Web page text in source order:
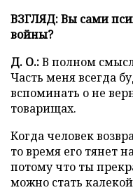
ВЗГЛЯД: Вы сами
войны?
Д. О.:В полном
Часть меня всегда
вспоминать о не
товарищах.
Когда человек
то время его тянет
потому что ты
можно стать